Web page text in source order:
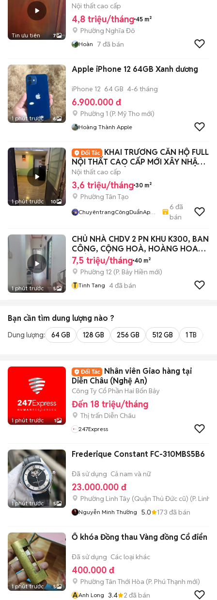
Tin ưu tiên 7
Nội thất cao cấp
4,8 triệu/tháng 45 m²
Phường Nghĩa Đô
Hoàn 7 đã bán
1 phút trước 6
Apple iPhone 12 64GB Xanh dương
iPhone 12 64 GB 4-6 tháng
6.900.000 đ
Phường 1 (P. Mỹ Tho mới)
Hoàng Thành Apple
1 phút trước 10
KHAI TRƯƠNG CĂN HỘ FULL
NỘI THẤT CAO CẤP MỚI XÂY NHẬN
GIỮ PHÒNG ĐẦU T8
Nội thất cao cấp
3,6 triệu/tháng 30 m²
Phường Tân Tạo
ChuyêntrangCôngDuẩnApar
6 đã
bán
1 phút trước 5
CHỦ NHÀ CHDV 2 PN KHU K300, BAN
CÔNG, CỘNG HOÀ, HOÀNG HOA
THÁM
7,5 triệu/tháng 40 m²
Phường 12 (P. Bảy Hiền mới)
T Tinh Tang 4đã bán
Bạn cần tìm dung lượng nào ?
Dung lượng: 64 GB 128 GB 256 GB 512 GB 1 TB
1 phút trước 1
Nhân viên Giao hàng tại
Diễn Châu (Nghệ An)
Công Ty Cổ Phần Hai Bốn Bảy
Đến 18 triệu/tháng
Thị trấn Diễn Châu
247Express
1 phút trước 5
Frederique Constant FC-310MBS5B6
Đã sử dụng Cả nam và nữ
23.000.000 đ
Phường Linh Tây (Quận Thủ Đức cũ) (P. Linh
Nguyễn Minh Thường 5.0 173 đã bán
1 phút trước 5
Ổ khóa Đồng thau Vàng đồng Cổ điển
Đã sử dụng Các loại khác
400.000 đ
Phường Tân Thới Hòa (P. Phú Thạnh mới)
AAnh Long 3.4 2 đã bán